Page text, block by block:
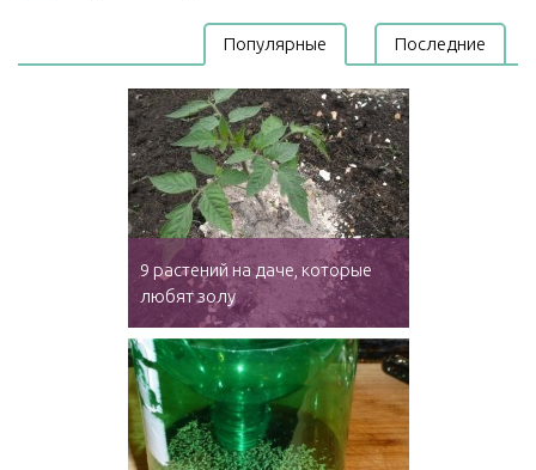
Популярные Последние
9 растений на даче, которые
любят золу